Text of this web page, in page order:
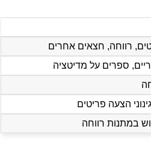
רווחה, חצאים אחרים
ספרים על מדיטציה
הצעה פריטים
במתנות רווחה